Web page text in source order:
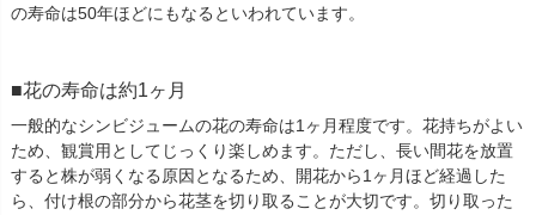
の寿命は50年ほどにもなるといわれています。
■花の寿命は約1ヶ月
一般的なシンビジュームの花の寿命は1ヶ月程度です。花持ちがよい
ため、観賞用としてじっくり楽しめます。ただし、長い間花を放置
すると株が弱くなる原因となるため、開花から1ヶ月ほど経過した
ら、付け根の部分から花茎を切り取ることが大切です。切り取った